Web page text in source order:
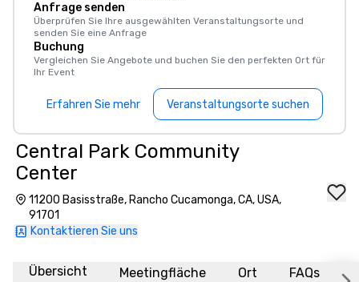
Anfrage senden
Überprüfen Sie Ihre ausgewählten Veranstaltungsorte und
senden Sie eine Anfrage
Buchung
Vergleichen Sie Angebote und buchen Sie den perfekten Ort für
Ihr Event
Erfahren Sie mehr Veranstaltungsorte suchen
Central Park Community
Center
11200 Basisstraße, Rancho Cucamonga, CA, USA,
91701
Kontaktieren Sie uns
Übersicht Meetingfläche Ort FAQs